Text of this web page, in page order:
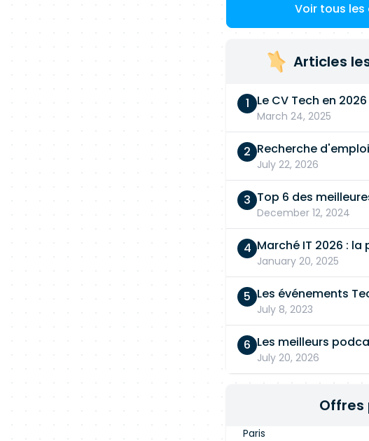
Voir tous
Articles
March 24, 2025
July 22, 2026
December 12, 2024
January 20, 2025
July 8, 2023
July 20, 2026
Offres
Paris